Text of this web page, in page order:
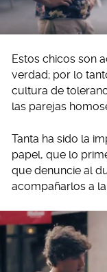
Estos chicos son
verdad; por lo
cultura de
las parejas
Tanta ha sido la
papel, que lo
que denuncie al
acompañarlos a la